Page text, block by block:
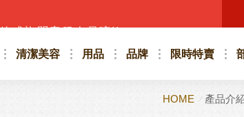
或詢問客服人員唷!!
清潔美容 用品 品牌 限時特賣
HOME 產品介